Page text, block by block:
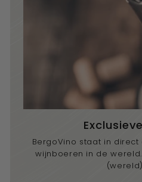
BergoVino staat in
wijnboeren in de